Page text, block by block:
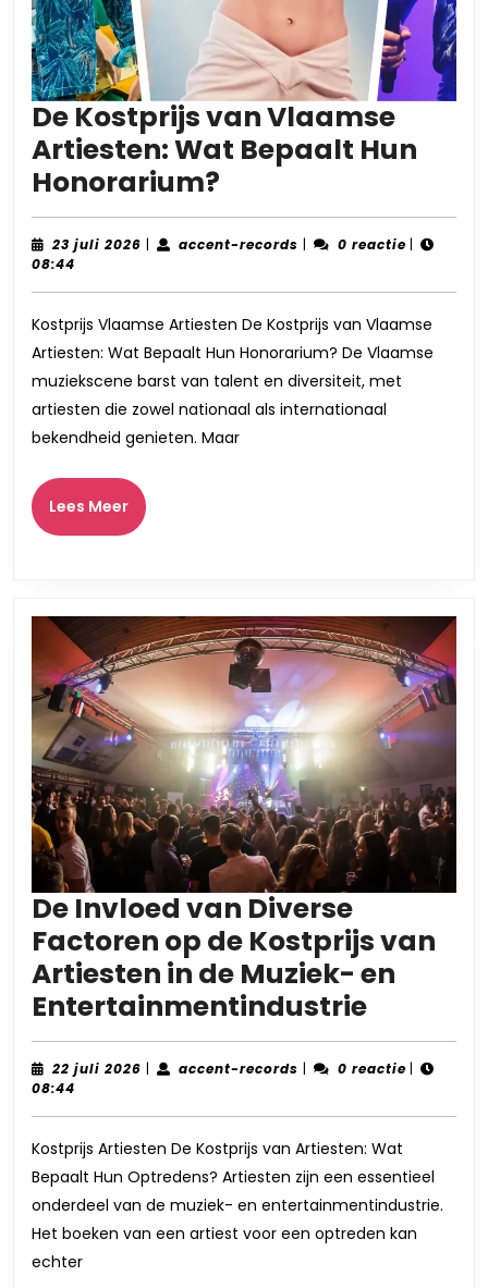
De Kostprijs van Vlaamse
Artiesten: Wat Bepaalt Hun
Honorarium?
Kostprijs
van
Artiesten:
Wat
Bepaalt
Hun
Honorarium?
23 juli 2026 23
| accent-records accent-
| 0 reactie |
08:44
Kostprijs Vlaamse Artiesten De Kostprijs van Vlaamse
Artiesten: Wat Bepaalt Hun Honorarium? De Vlaamse
muziekscene barst van talent en diversiteit, met
artiesten die zowel nationaal als internationaal
bekendheid genieten. Maar
Lees MeerLees
Meer
De Invloed van Diverse
Factoren op de Kostprijs van
Artiesten in de Muziek- en
EntertainmentindustrieDe
Invloed
van
op
de
22 juli 2026 22
| accent-records accent-
| 0 reactie |
08:44
Kostprijs Artiesten De Kostprijs van Artiesten: Wat
Bepaalt Hun Optredens? Artiesten zijn een essentieel
onderdeel van de muziek- en entertainmentindustrie.
Het boeken van een artiest voor een optreden kan
echter